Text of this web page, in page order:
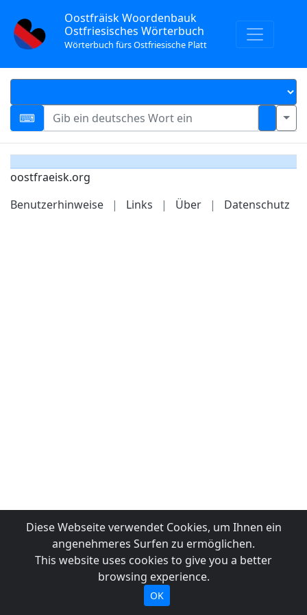
Oostfräisk Woordenbauk
Ostfriesisches Wörterbuch
Wörterbuch fürs Ostfriesische Platt
oostfraeisk.org
Benutzerhinweise
| Links | Über | Datenschutz
Diese Webseite verwendet Cookies, um Ihnen ein
angenehmeres Surfen zu ermöglichen.
This website uses cookies to give you a better
browsing experience.
OK